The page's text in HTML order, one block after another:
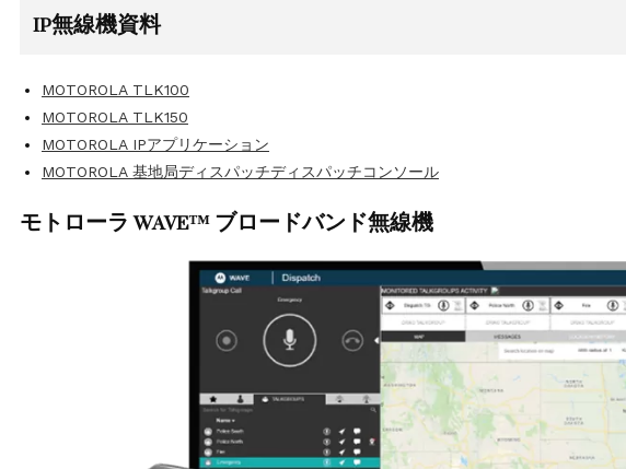
IP無線機資料
MOTOROLA TLK100
MOTOROLA TLK150
MOTOROLA IPアプリケーション
MOTOROLA 基地局ディスパッチディスパッチコンソール
モトローラ WAVE™ ブロードバンド無線機